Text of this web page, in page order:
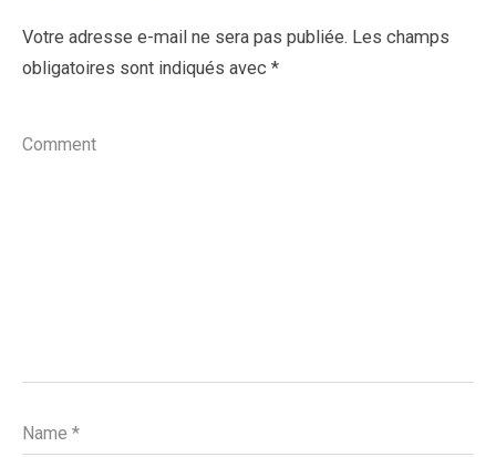
Votre adresse e-mail ne sera pas publiée. Les champs
obligatoires sont indiqués avec *
Comment
Name *